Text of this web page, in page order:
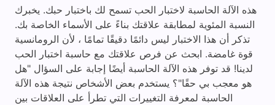
هذه الآلة الحاسبة لاختبار الحب تسمح لك باختبار حبك. يخبرك
النسبة المئوية لمطابقة علاقتك بناءً على الأسماء الخاصة بك.
تذكر أن هذا الاختبار ليس دائمًا دقيقًا تمامًا ، لأن الرومانسية
قوة غامضة. ابحث عن فرص علاقتك مع حاسبة اختبار الحب
لدينا! قد توفر هذه الآلة الحاسبة أيضًا إجابة على السؤال "هل
هو معجب بي حقًا"؟ يستخدم بعض الأشخاص نتيجة هذه الآلة
الحاسبة لمعرفة التغييرات التي تطرأ على العلاقات بين